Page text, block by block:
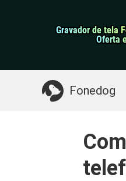
Gravador de tela
Gravador de tela
Oferta
Oferta
Fonedog
iPhone Cleaner
Algo que você pode